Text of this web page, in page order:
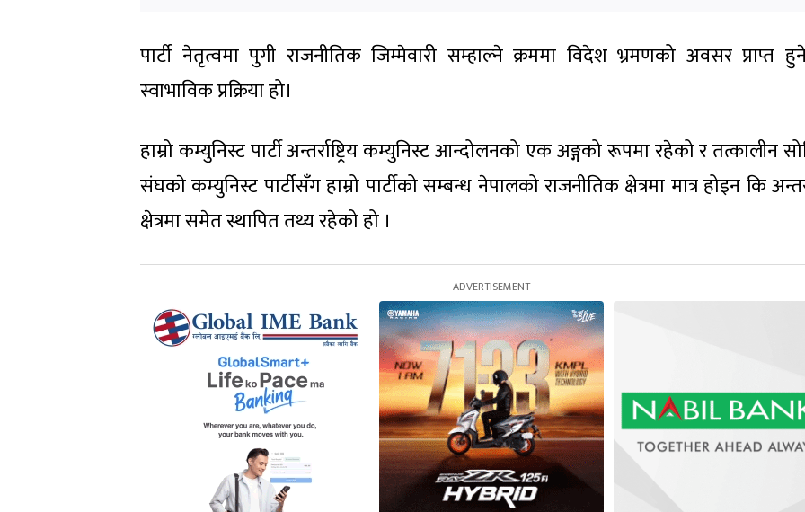
पार्टी नेतृत्वमा पुगी राजनीतिक जिम्मेवारी सम्हाल्ने क्रममा विदेश भ्रमणको अवसर प्राप्त
स्वाभाविक प्रक्रिया हो।
हाम्रो कम्युनिस्ट पार्टी अन्तर्राष्ट्रिय कम्युनिस्ट आन्दोलनको एक अङ्गको रूपमा रहेको र तत्कालीन
स‌ंघकाे कम्युनिस्ट पार्टीसँग हाम्रो पार्टीको सम्बन्ध नेपालको राजनीतिक क्षेत्रमा मात्र होइन कि
क्षेत्रमा समेत स्थापित तथ्य रहेको हो ।